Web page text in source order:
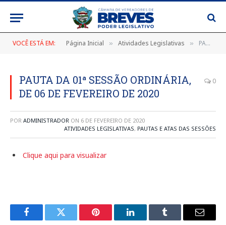
VOCÊ ESTÁ EM: Página Inicial » Atividades Legislativas » PAUTA DA 01ª SESSÃO ORDINÁRIA, DE 06 DE FEVEREIRO DE 2020
PAUTA DA 01ª SESSÃO ORDINÁRIA,
DE 06 DE FEVEREIRO DE 2020
0
POR ADMINISTRADOR ON 6 DE FEVEREIRO DE 2020
ATIVIDADES LEGISLATIVAS, PAUTAS E ATAS DAS SESSÕES
Clique aqui para visualizar
FacebookTwitter Pinterest LinkedInTumblr
E-